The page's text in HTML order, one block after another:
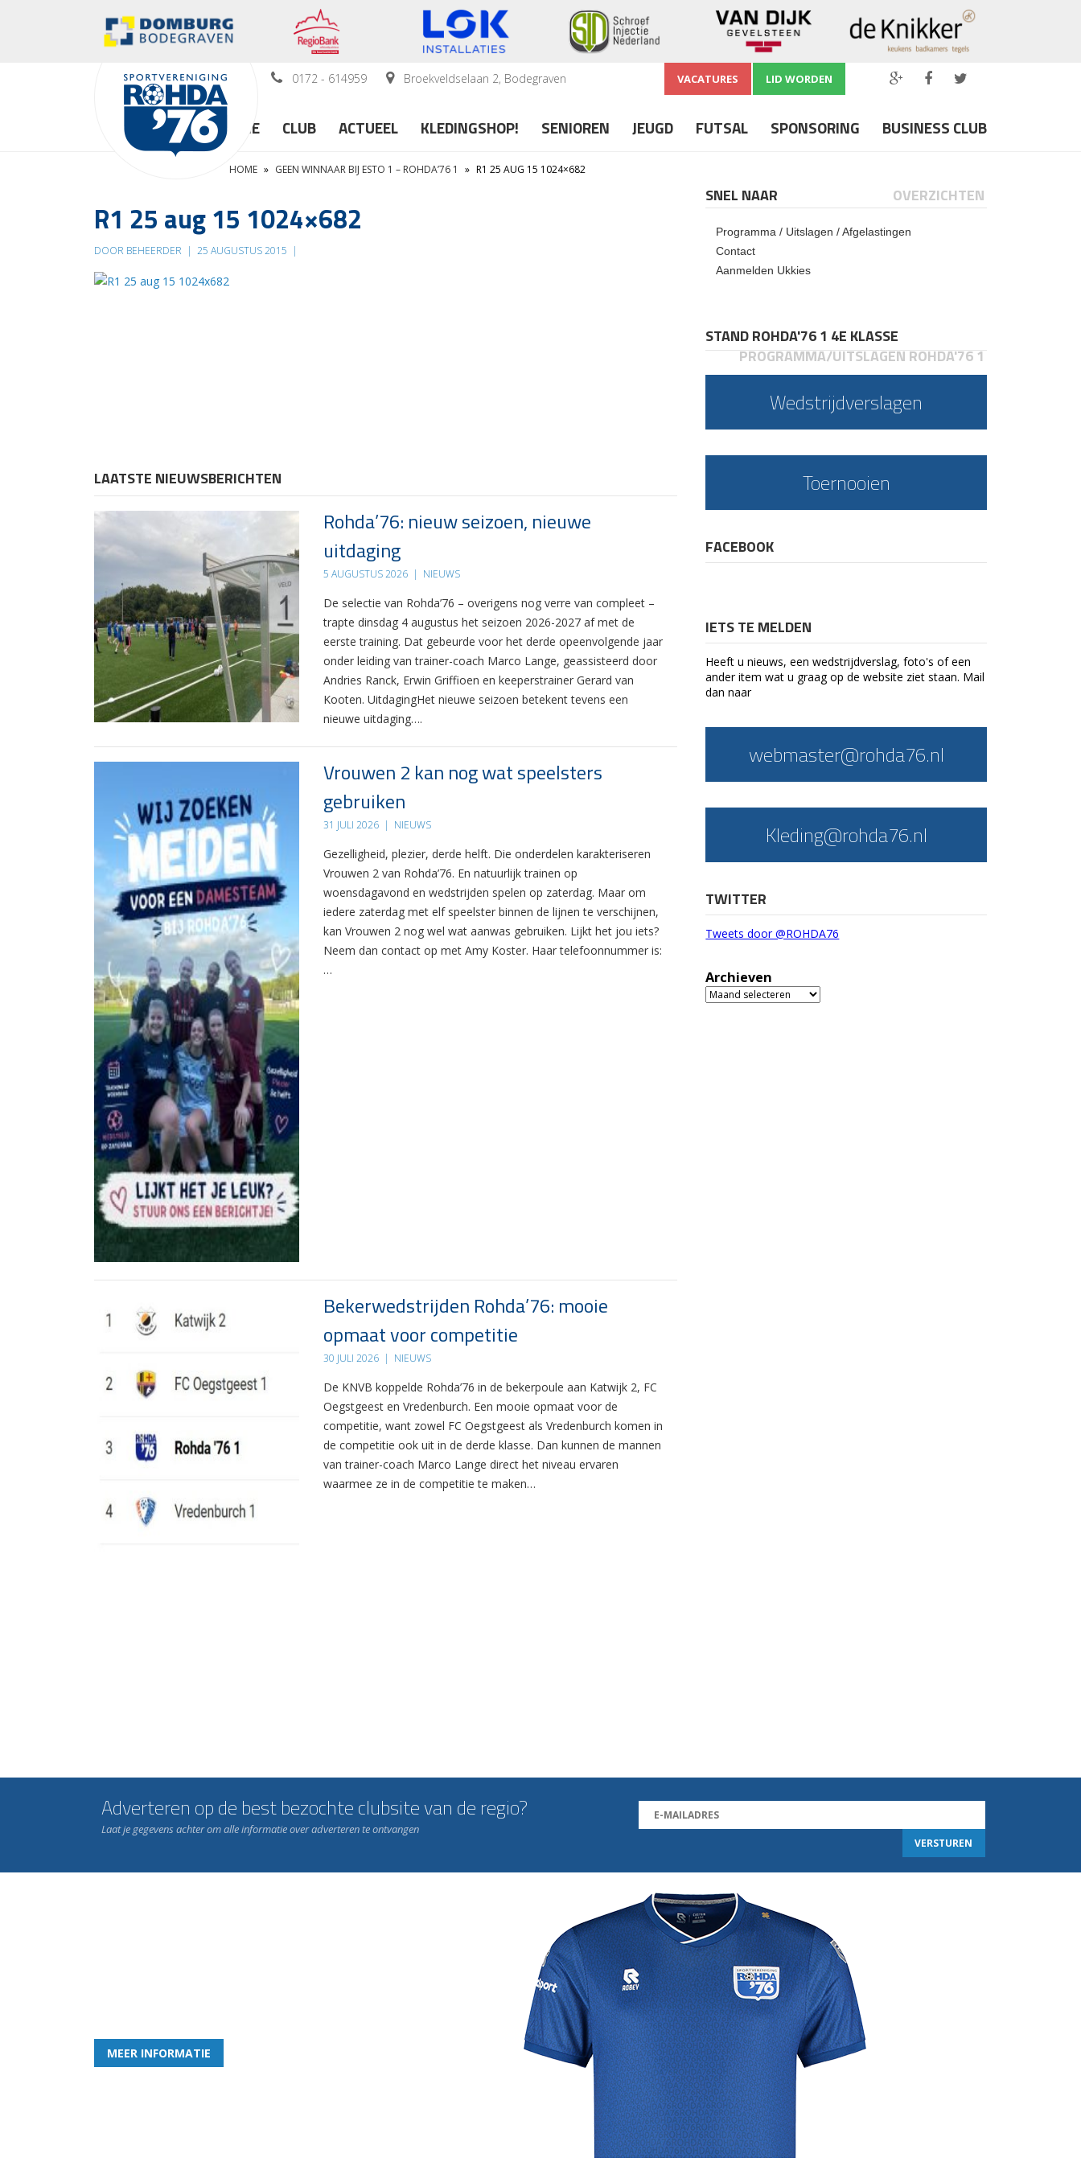
0172 - 614959 Broekveldselaan 2, Bodegraven VACATURES LID WORDEN
HOME CLUB ACTUEEL KLEDINGSHOP! SENIOREN JEUGD FUTSAL SPONSORING BUSINESS CLUB
HOME » GEEN WINNAAR BIJ ESTO 1 – ROHDA’76 1 » R1 25 AUG 15 1024×682
R1 25 aug 15 1024×682
DOOR BEHEERDER | 25 AUGUSTUS 2015 |
LAATSTE NIEUWSBERICHTEN
Rohda’76: nieuw seizoen, nieuwe
uitdaging
5 AUGUSTUS 2026 | NIEUWS
De selectie van Rohda’76 – overigens nog verre van compleet –
trapte dinsdag 4 augustus het seizoen 2026-2027 af met de
eerste training. Dat gebeurde voor het derde opeenvolgende jaar
onder leiding van trainer-coach Marco Lange, geassisteerd door
Andries Ranck, Erwin Griffioen en keeperstrainer Gerard van
Kooten. UitdagingHet nieuwe seizoen betekent tevens een
nieuwe uitdaging….
Vrouwen 2 kan nog wat speelsters
gebruiken
31 JULI 2026 | NIEUWS
Gezelligheid, plezier, derde helft. Die onderdelen karakteriseren
Vrouwen 2 van Rohda’76. En natuurlijk trainen op
woensdagavond en wedstrijden spelen op zaterdag. Maar om
iedere zaterdag met elf speelster binnen de lijnen te verschijnen,
kan Vrouwen 2 nog wel wat aanwas gebruiken. Lijkt het jou iets?
Neem dan contact op met Amy Koster. Haar telefoonnummer is:
…
Bekerwedstrijden Rohda’76: mooie
opmaat voor competitie
30 JULI 2026 | NIEUWS
De KNVB koppelde Rohda’76 in de bekerpoule aan Katwijk 2, FC
Oegstgeest en Vredenburch. Een mooie opmaat voor de
competitie, want zowel FC Oegstgeest als Vredenburch komen in
de competitie ook uit in de derde klasse. Dan kunnen de mannen
van trainer-coach Marco Lange direct het niveau ervaren
waarmee ze in de competitie te maken…
SNEL NAAR OVERZICHTEN
Programma / Uitslagen / Afgelastingen
Contact
Aanmelden Ukkies
STAND ROHDA'76 1 4E KLASSE
PROGRAMMA/UITSLAGEN ROHDA'76 1
Wedstrijdverslagen
Toernooien
FACEBOOK
IETS TE MELDEN
Heeft u nieuws, een wedstrijdverslag, foto's of een
ander item wat u graag op de website ziet staan. Mail
dan naar
webmaster@rohda76.nl
Kleding@rohda76.nl
TWITTER
Tweets door @ROHDA76
Archieven
Archieven
Adverteren op de best bezochte clubsite van de regio?
Laat je gegevens achter om alle informatie over adverteren te ontvangen
MEER INFORMATIE